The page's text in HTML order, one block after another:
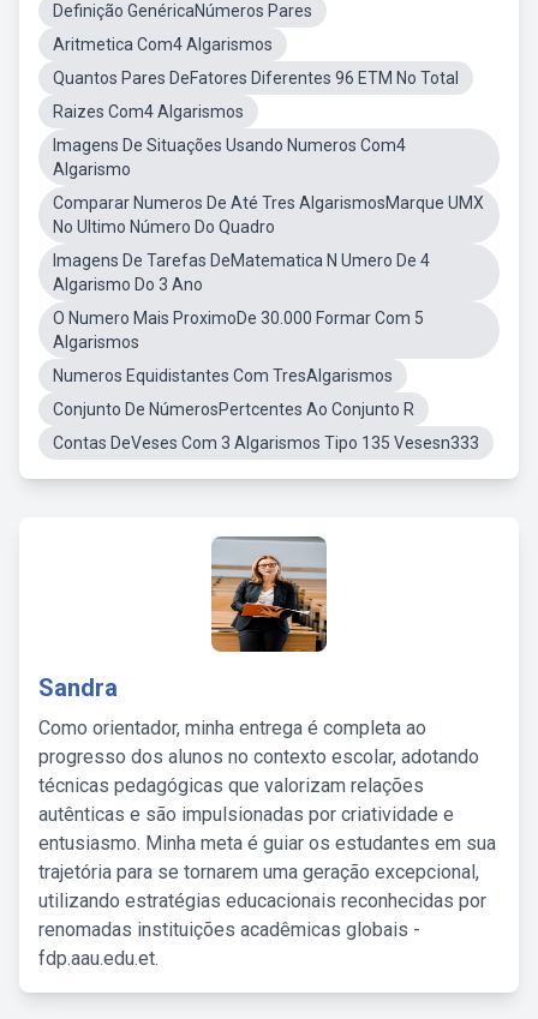
Definição GenéricaNúmeros Pares
Aritmetica Com4 Algarismos
Quantos Pares DeFatores Diferentes 96 ETM No Total
Raizes Com4 Algarismos
Imagens De Situações Usando Numeros Com4
Algarismo
Comparar Numeros De Até Tres AlgarismosMarque UMX
No Ultimo Número Do Quadro
Imagens De Tarefas DeMatematica N Umero De 4
Algarismo Do 3 Ano
O Numero Mais ProximoDe 30.000 Formar Com 5
Algarismos
Numeros Equidistantes Com TresAlgarismos
Conjunto De NúmerosPertcentes Ao Conjunto R
Contas DeVeses Com 3 Algarismos Tipo 135 Vesesn333
Sandra
Como orientador, minha entrega é completa ao
progresso dos alunos no contexto escolar, adotando
técnicas pedagógicas que valorizam relações
autênticas e são impulsionadas por criatividade e
entusiasmo. Minha meta é guiar os estudantes em sua
trajetória para se tornarem uma geração excepcional,
utilizando estratégias educacionais reconhecidas por
renomadas instituições acadêmicas globais -
fdp.aau.edu.et.